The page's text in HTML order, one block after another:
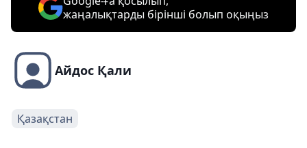
жаңалықтарды бірінші болып оқыңыз
Айдос Қали
Қазақстан